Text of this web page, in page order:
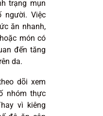
trạng mụn
người. Việc
ăn nhanh,
món có
đến tăng
da.
dõi xem
nhóm thực
vì kiêng